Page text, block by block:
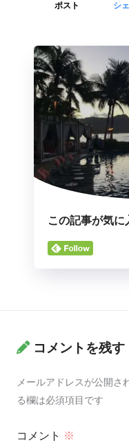
ポスト シ
この記事が気に
コメントを残す
メールアドレスが公開さ
る欄は必須項目です
コメント ※